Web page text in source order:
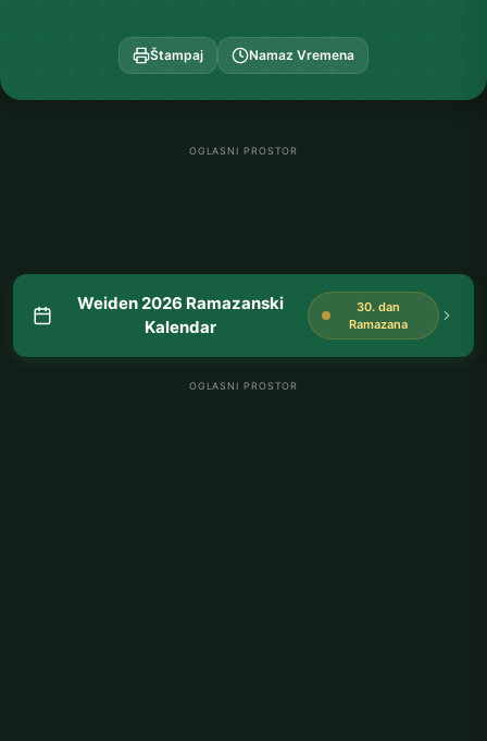
Štampaj Namaz Vremena
OGLASNI PROSTOR
Weiden 2026 Ramazanski
Kalendar
30. dan
Ramazana
OGLASNI PROSTOR